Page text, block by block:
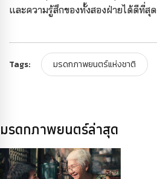
และความรู้สึกของทั้งสองฝ่ายได้ดีที่สุด
Tags: มรดกภาพยนตร์แห่งชาติ
มรดกภาพยนตร์ล่าสุด